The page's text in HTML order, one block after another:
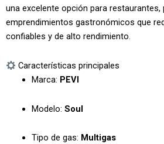
una excelente opción para
emprendimientos gastronómicos que
confiables y de alto rendimiento.
Características principales
Marca: PEVI
Modelo: Soul
Tipo de gas: Multigas